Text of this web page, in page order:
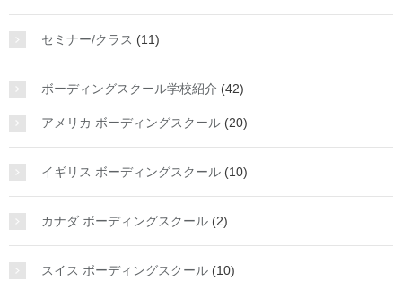
セミナー/クラス (11)
ボーディングスクール学校紹介 (42)
アメリカ ボーディングスクール (20)
イギリス ボーディングスクール (10)
カナダ ボーディングスクール (2)
スイス ボーディングスクール (10)